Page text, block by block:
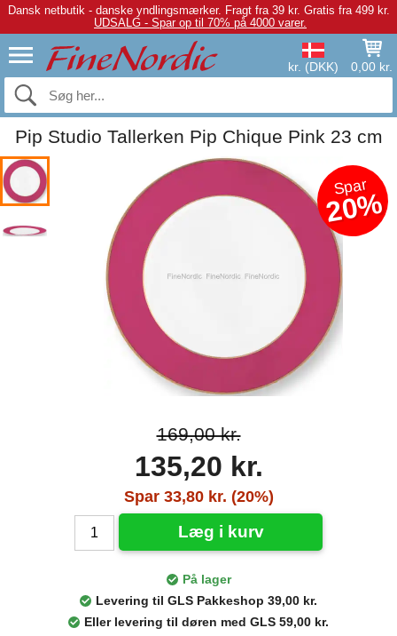
Dansk netbutik - danske yndlingsmærker. Fragt fra 39 kr. Gratis fra 499 kr.
UDSALG - Spar op til 70% på 4000 varer.
kr. (DKK) 0,00 kr.
Pip Studio Tallerken Pip Chique Pink 23 cm
Spar
20%
169,00 kr.
135,20 kr.
Spar 33,80 kr. (20%)
Læg i kurv
På lager
Levering til GLS Pakkeshop 39,00 kr.
Eller levering til døren med GLS 59,00 kr.